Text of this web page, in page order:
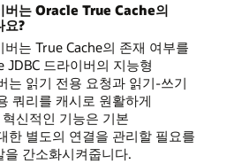
버는 Oracle True Cache의
요?
는 True Cache의 존재 여부를
드라이버의 지능형
는 읽기 전용 요청과 읽기-쓰기
쿼리를 캐시로 원활하게
신적인 기능은 기본
한 별도의 연결을 관리할 필요를
간소화시켜줍니다.